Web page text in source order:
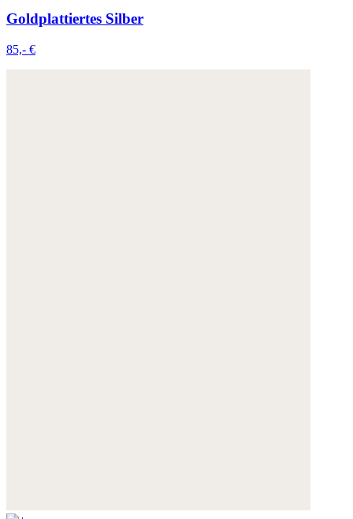
Goldplattiertes Silber
85,- €